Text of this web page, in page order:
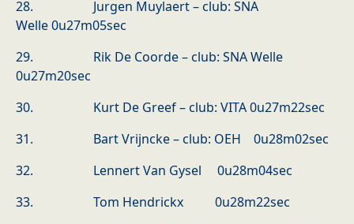
28. Jurgen Muylaert – club: SNA
Welle 0u27m05sec
29. Rik De Coorde – club: SNA Welle
0u27m20sec
30. Kurt De Greef – club: VITA 0u27m22sec
31. Bart Vrijncke – club: OEH 0u28m02sec
32. Lennert Van Gysel 0u28m04sec
33. Tom Hendrickx 0u28m22sec